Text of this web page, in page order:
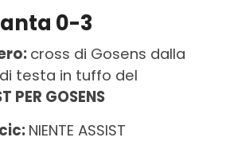
0-3
cross di Gosens dalla
testa in tuffo del
PER GOSENS
NIENTE ASSIST